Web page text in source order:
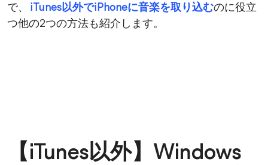
で、
iTunes以外でiPhoneに音楽を取り込むのに役立
つ他の2つの方法も紹介します。
【iTunes以外】Windows